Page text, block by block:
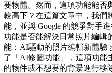
要物體。然而，這項功能能否
較高下？在這篇文章中，我們
能，並與 Google 的競爭對手
功能是否能解決日常照片編輯
能：AI驅動的照片編輯新體驗
了「AI修圖功能」，這項功能
的物件或不想要的背景進行移